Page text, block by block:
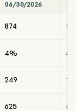
06/30/2026
874
4%
249
625